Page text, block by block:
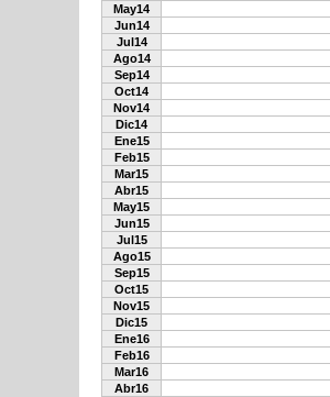
May14
Jun14
Jul14
Ago14
Sep14
Oct14
Nov14
Dic14
Ene15
Feb15
Mar15
Abr15
May15
Jun15
Jul15
Ago15
Sep15
Oct15
Nov15
Dic15
Ene16
Feb16
Mar16
Abr16